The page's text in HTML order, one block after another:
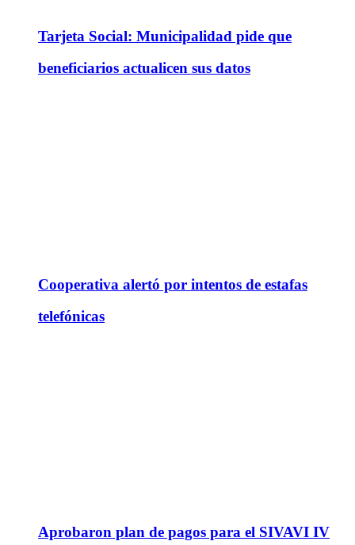
Tarjeta Social: Municipalidad pide que
beneficiarios actualicen sus datos
Cooperativa alertó por intentos de estafas
telefónicas
Aprobaron plan de pagos para el SIVAVI IV